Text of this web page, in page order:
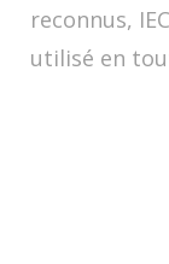
reconnus,
utilisé en